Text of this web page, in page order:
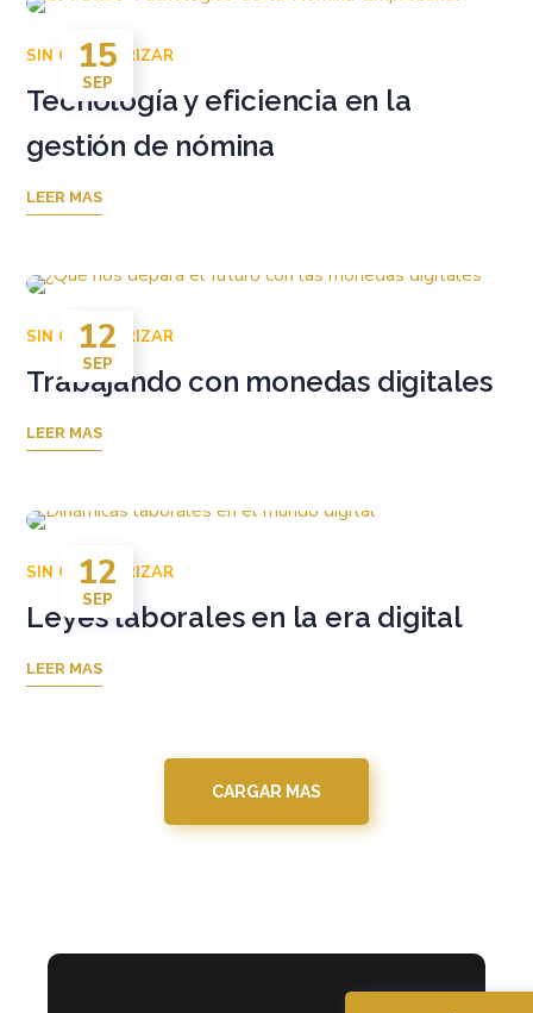
15
SEP
SIN CATEGORIZAR
Tecnología y eficiencia en la
gestión de nómina
LEER MAS
12
SEP
SIN CATEGORIZAR
Trabajando con monedas digitales
LEER MAS
12
SEP
SIN CATEGORIZAR
Leyes laborales en la era digital
LEER MAS
CARGAR MAS